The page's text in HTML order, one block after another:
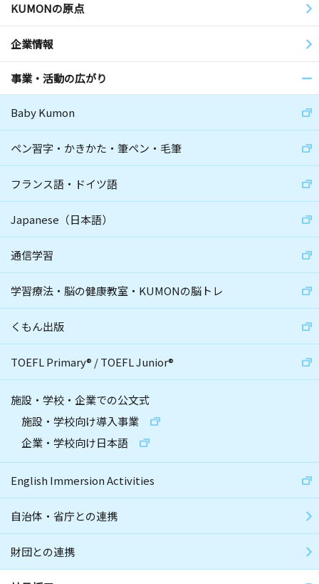
KUMONの原点
企業情報
事業・活動の広がり
Baby Kumon
ペン習字・かきかた・筆ペン・毛筆
フランス語・ドイツ語
Japanese（日本語）
通信学習
学習療法・脳の健康教室・KUMONの脳トレ
くもん出版
TOEFL Primary® /TOEFL Junior®
施設・学校・企業での公文式
施設・学校向け導入事業
企業・学校向け日本語
English Immersion Activities
自治体・省庁との連携
財団との連携